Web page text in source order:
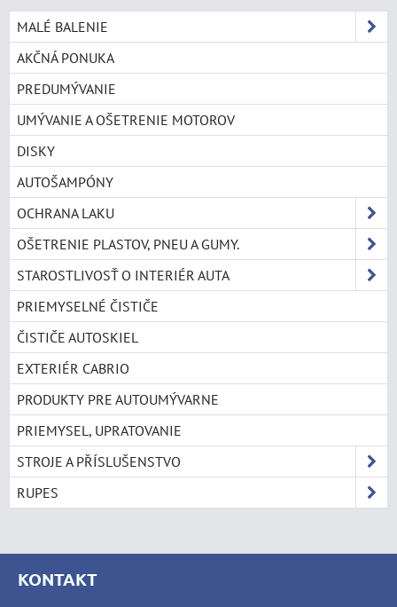
MALÉ BALENIE
AKČNÁ PONUKA
PREDUMÝVANIE
UMÝVANIE A OŠETRENIE MOTOROV
DISKY
AUTOŠAMPÓNY
OCHRANA LAKU
OŠETRENIE PLASTOV, PNEU A GUMY.
STAROSTLIVOSŤ O INTERIÉR AUTA
PRIEMYSELNÉ ČISTIČE
ČISTIČE AUTOSKIEL
EXTERIÉR CABRIO
PRODUKTY PRE AUTOUMÝVARNE
PRIEMYSEL, UPRATOVANIE
STROJE A PŘÍSLUŠENSTVO
RUPES
KONTAKT